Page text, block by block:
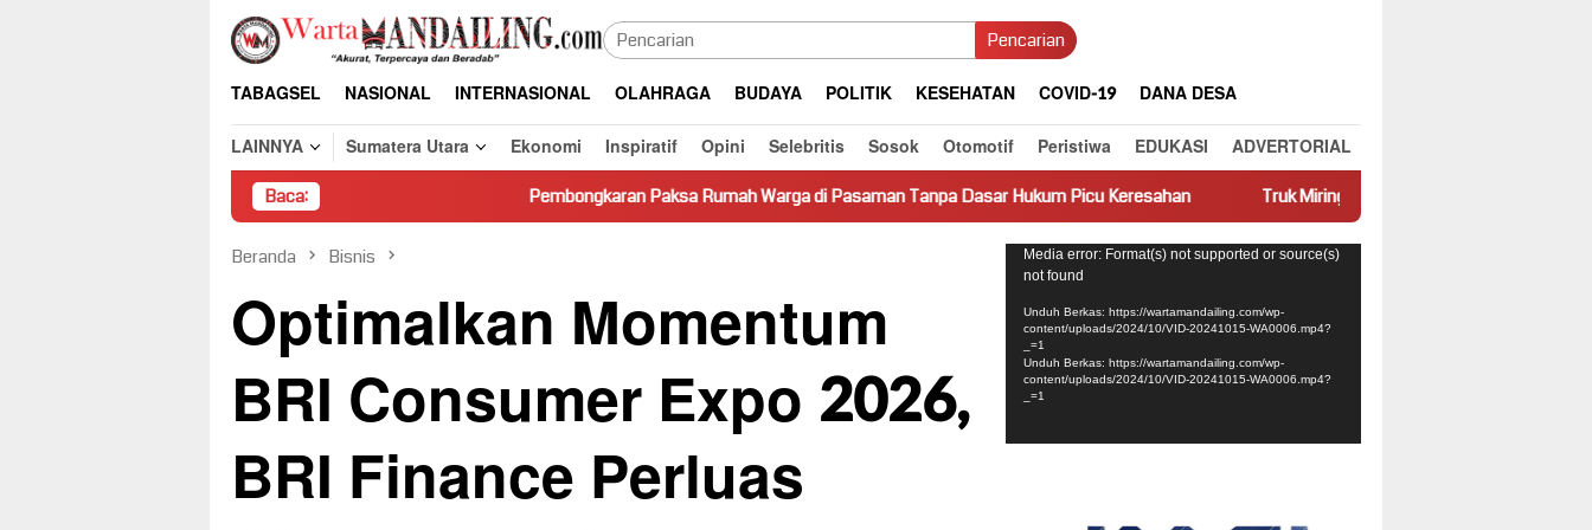
Loncat
konten
Pencarian
TABAGSEL NASIONAL INTERNASIONAL OLAHRAGA BUDAYA POLITIK KESEHATAN COVID-19
DANA DESA
LAINNYA
Sumatera Utara Ekonomi Inspiratif Opini Selebritis Sosok Otomotif Peristiwa EDUKASI ADVERTORIAL
Baca: Pembongkaran Paksa Rumah Warga di Pasaman Tanpa Dasar Hukum Picu Keresahan Truk Miring Hambat Arus Lalu Lintas di Jalan Panti–Simpang
Beranda Bisnis
Optimalkan Momentum
BRI Consumer Expo 2026,
BRI Finance Perluas
Pemutar
Video
Media error: Format(s) not supported or source(s)
not found
Unduh Berkas: https://wartamandailing.com/wp-
content/uploads/2024/10/VID-20241015-WA0006.mp4?
_=1
Unduh Berkas: https://wartamandailing.com/wp-
content/uploads/2024/10/VID-20241015-WA0006.mp4?
_=1